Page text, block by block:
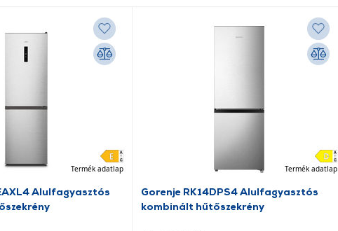
Termék adatlap
Alulfagyasztós
Termék adatlap
Gorenje RK14DPS4 Alulfagyasztós
kombinált hűtőszekrény